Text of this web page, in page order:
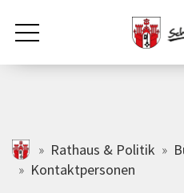
Zum Hauptinhalt springen
Rathaus & Politik
schmallenberg.de
Rathaus & Politik
Kontaktpersonen